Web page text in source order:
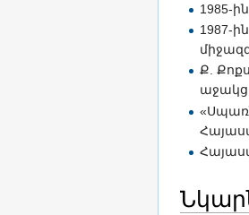
1985-
1987-
Ք.